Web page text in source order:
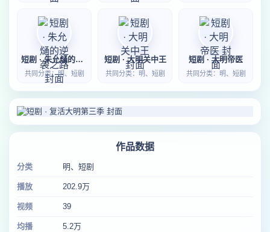
短剧 · 朱允熥的逆袭之路
共同分类：明、短剧
短剧 · 大明关中王
共同分类：明、短剧
短剧 · 大明帝医
共同分类：明、短剧
作品数据
分类 明、短剧
播放 202.9万
视频 39
均播 5.2万